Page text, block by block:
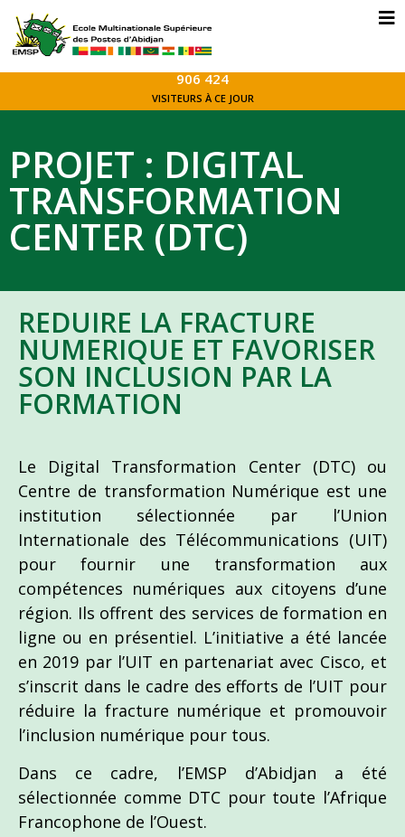
906 424
VISITEURS À CE JOUR
PROJET : DIGITAL
TRANSFORMATION
CENTER (DTC)
REDUIRE LA FRACTURE
NUMERIQUE ET FAVORISER
SON INCLUSION PAR LA
FORMATION
Le Digital Transformation Center (DTC) ou
Centre de transformation Numérique est une
institution sélectionnée par l’Union
Internationale des Télécommunications (UIT)
pour fournir une transformation aux
compétences numériques aux citoyens d’une
région. Ils offrent des services de formation en
ligne ou en présentiel. L’initiative a été lancée
en 2019 par l’UIT en partenariat avec Cisco, et
s’inscrit dans le cadre des efforts de l’UIT pour
réduire la fracture numérique et promouvoir
l’inclusion numérique pour tous.
Dans ce cadre, l’EMSP d’Abidjan a été
sélectionnée comme DTC pour toute l’Afrique
Francophone de l’Ouest.